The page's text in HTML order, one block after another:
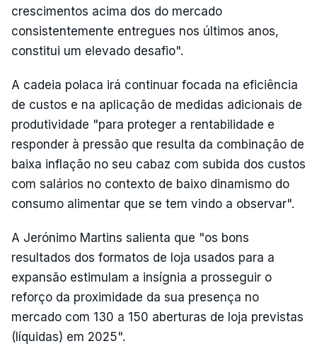
crescimentos acima dos do mercado
consistentemente entregues nos últimos anos,
constitui um elevado desafio".
A cadeia polaca irá continuar focada na eficiência
de custos e na aplicação de medidas adicionais de
produtividade "para proteger a rentabilidade e
responder à pressão que resulta da combinação de
baixa inflação no seu cabaz com subida dos custos
com salários no contexto de baixo dinamismo do
consumo alimentar que se tem vindo a observar".
A Jerónimo Martins salienta que "os bons
resultados dos formatos de loja usados para a
expansão estimulam a insígnia a prosseguir o
reforço da proximidade da sua presença no
mercado com 130 a 150 aberturas de loja previstas
(líquidas) em 2025".